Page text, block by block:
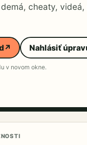
cheaty,
↗ Nahlásiť
v novom okne.